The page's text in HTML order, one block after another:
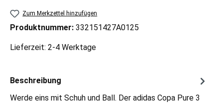
Zum Merkzettel hinzufügen
Produktnummer: 332151427A0125
Lieferzeit: 2-4 Werktage
Beschreibung
Werde eins mit Schuh und Ball. Der adidas Copa Pure 3